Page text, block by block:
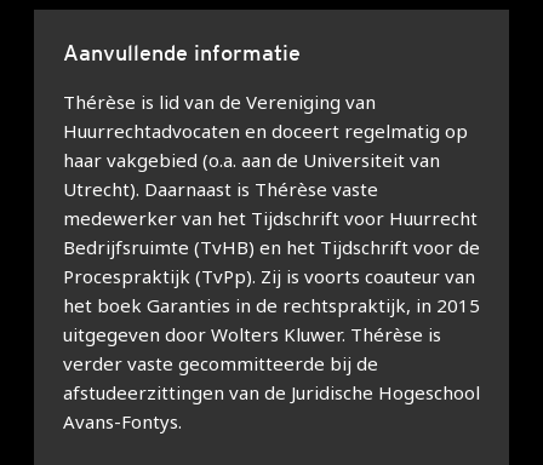
Aanvullende informatie
Thérèse is lid van de Vereniging van
Huurrechtadvocaten en doceert regelmatig op
haar vakgebied (o.a. aan de Universiteit van
Utrecht). Daarnaast is Thérèse vaste
medewerker van het Tijdschrift voor Huurrecht
Bedrijfsruimte (TvHB) en het Tijdschrift voor de
Procespraktijk (TvPp). Zij is voorts coauteur van
het boek Garanties in de rechtspraktijk, in 2015
uitgegeven door Wolters Kluwer. Thérèse is
verder vaste gecommitteerde bij de
afstudeerzittingen van de Juridische Hogeschool
Avans-Fontys.